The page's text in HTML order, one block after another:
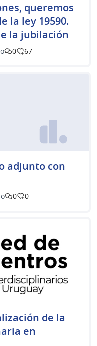
queremos
la ley 19590.
la jubilación
0 67
adjunto con
0 0
de la
en